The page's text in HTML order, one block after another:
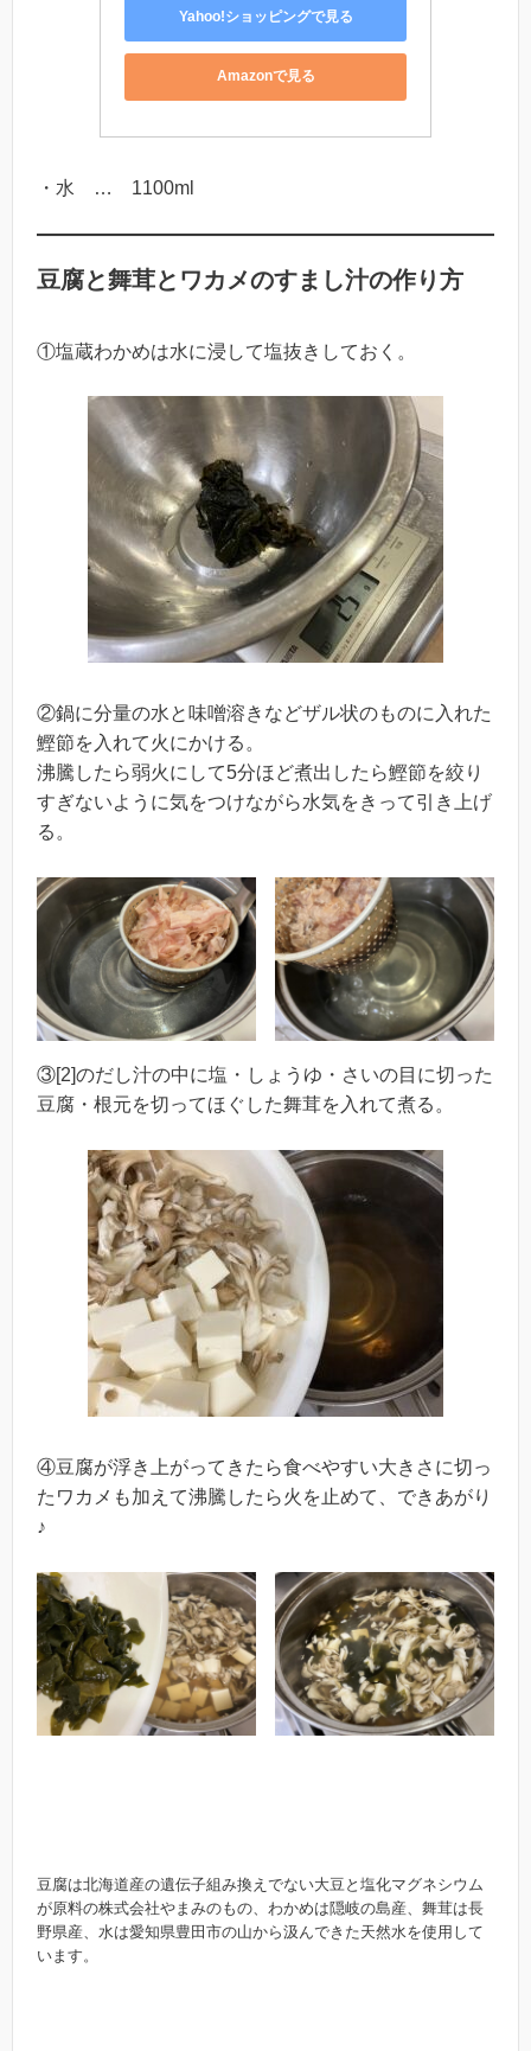
Yahoo!ショッピングで見る
Amazonで見る
・水 … 1100ml
豆腐と舞茸とワカメのすまし汁の作り方
①塩蔵わかめは水に浸して塩抜きしておく。
②鍋に分量の水と味噌溶きなどザル状のものに入れた
鰹節を入れて火にかける。
沸騰したら弱火にして5分ほど煮出したら鰹節を絞り
すぎないように気をつけながら水気をきって引き上げ
る。
③[2]のだし汁の中に塩・しょうゆ・さいの目に切った
豆腐・根元を切ってほぐした舞茸を入れて煮る。
④豆腐が浮き上がってきたら食べやすい大きさに切っ
たワカメも加えて沸騰したら火を止めて、できあがり
♪
豆腐は北海道産の遺伝子組み換えでない大豆と塩化マグネシウム
が原料の株式会社やまみのもの、わかめは隠岐の島産、舞茸は長
野県産、水は愛知県豊田市の山から汲んできた天然水を使用して
います。